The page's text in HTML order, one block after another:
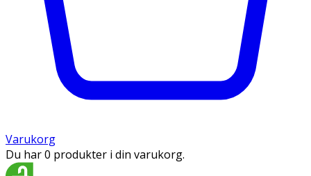
Varukorg
Du har 0 produkter i din varukorg.